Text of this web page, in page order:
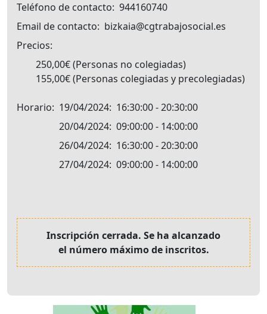
Teléfono de contacto 944160740
Email de contacto
bizkaia@cgtrabajosocial.es
Precios
250,00€ Personas no colegiadas
155,00€ Personas colegiadas y precolegiadas
Horario 19/04/2024 16:30:00 - 20:30:00
20/04/2024 09:00:00 - 14:00:00
26/04/2024 16:30:00 - 20:30:00
27/04/2024 09:00:00 - 14:00:00
Inscripción cerrada. Se ha alcanzado
el número máximo de inscritos.